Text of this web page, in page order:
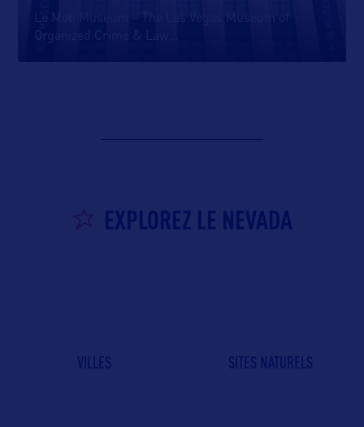
Le Mob Museum – The Las Vegas Museum of
Organized Crime & Law
EXPLOREZ LE NEVADA
VILLES SITES NATURELS